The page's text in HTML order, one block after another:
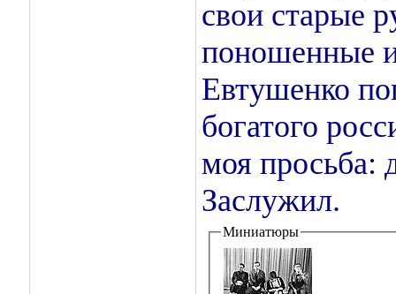
свои старые
поношенные
Евтушенко
богатого
моя просьба:
Заслужил.
Миниатюры